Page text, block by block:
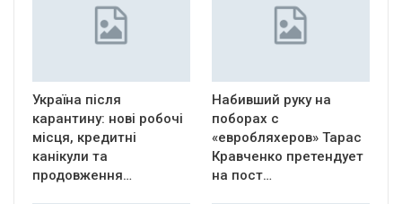
Україна після
карантину: нові робочі
місця, кредитні
канікули та
продовження…
Набивший руку на
поборах с
«евробляхеров» Тарас
Кравченко претендует
на пост…